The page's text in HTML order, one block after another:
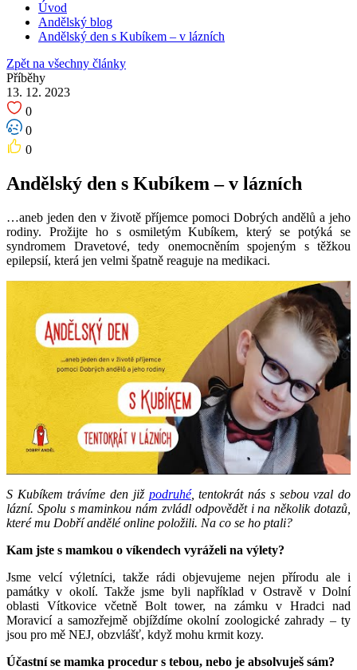
Úvod
Andělský blog
Andělský den s Kubíkem – v lázních
Zpět na všechny články
Příběhy
13. 12. 2023
0
0
0
Andělský den s Kubíkem – v lázních
…aneb jeden den v životě příjemce pomoci Dobrých andělů a jeho
rodiny. Prožijte ho s osmiletým Kubíkem, který se potýká se
syndromem Dravetové, tedy onemocněním spojeným s těžkou
epilepsií, která jen velmi špatně reaguje na medikaci.
S Kubíkem trávíme den již podruhé, tentokrát nás s sebou vzal do
lázní. Spolu s maminkou nám zvládl odpovědět i na několik dotazů,
které mu Dobří andělé online položili. Na co se ho ptali?
Kam jste s mamkou o víkendech vyráželi na výlety?
Jsme velcí výletníci, takže rádi objevujeme nejen přírodu ale i
památky v okolí. Takže jsme byli například v Ostravě v Dolní
oblasti Vítkovice včetně Bolt tower, na zámku v Hradci nad
Moravicí a samozřejmě objíždíme okolní zoologické zahrady – ty
jsou pro mě NEJ, obzvlášť, když mohu krmit kozy.
Účastní se mamka procedur s tebou, nebo je absolvuješ sám?